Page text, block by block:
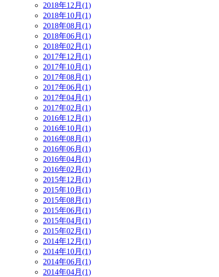
2018年12月(1)
2018年10月(1)
2018年08月(1)
2018年06月(1)
2018年02月(1)
2017年12月(1)
2017年10月(1)
2017年08月(1)
2017年06月(1)
2017年04月(1)
2017年02月(1)
2016年12月(1)
2016年10月(1)
2016年08月(1)
2016年06月(1)
2016年04月(1)
2016年02月(1)
2015年12月(1)
2015年10月(1)
2015年08月(1)
2015年06月(1)
2015年04月(1)
2015年02月(1)
2014年12月(1)
2014年10月(1)
2014年06月(1)
2014年04月(1)